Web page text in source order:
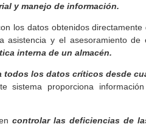
y manejo de información.
los datos obtenidos directamente
asistencia y el asesoramiento de
interna de un almacén.
todos los datos críticos desde
sistema proporciona
controlar las deficiencias de